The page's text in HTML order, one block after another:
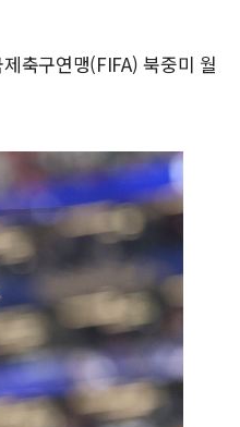
축구연맹(FIFA) 북중미 월